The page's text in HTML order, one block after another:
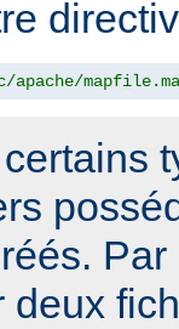
apache/
deux